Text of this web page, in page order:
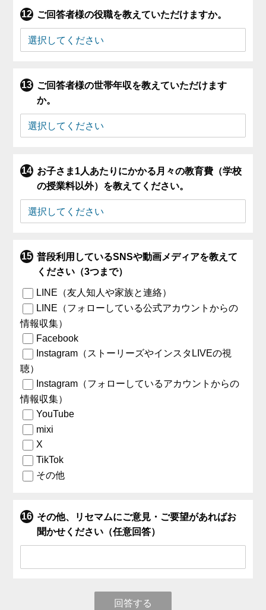
ご回答者様の役職を教えていただけますか。
ご回答者様の世帯年収を教えていただけます
か。
お子さま1人あたりにかかる月々の教育費（学校
の授業料以外）を教えてください。
普段利用しているSNSや動画メディアを教えて
ください（3つまで）
LINE（友人知人や家族と連絡）
LINE（フォローしている公式アカウントからの
情報収集）
Facebook
Instagram（ストーリーズやインスタLIVEの視
聴）
Instagram（フォローしているアカウントからの
情報収集）
YouTube
mixi
X
TikTok
その他
その他、リセマムにご意見・ご要望があればお
聞かせください（任意回答）
回答する